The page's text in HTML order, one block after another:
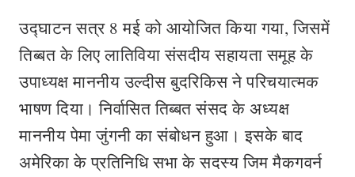
उद्घाटन सत्र 8 मई को आयोजित किया गया, जिसमें
तिब्बत के लिए लातिविया संसदीय सहायता समूह के
उपाध्यक्ष माननीय उल्दीस बुदरिकिस ने परिचयात्मक
भाषण दिया। निर्वासित तिब्बत संसद के अध्यक्ष
माननीय पेमा जुंगनी का संबोधन हुआ। इसके बाद
अमेरिका के प्रतिनिधि सभा के सदस्य जिम मैकगवर्न